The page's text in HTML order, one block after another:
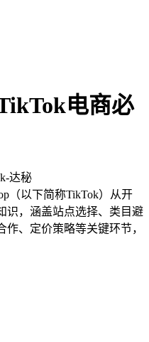
电商必
达秘
（以下简称TikTok）从开
识，涵盖站点选择、类目避
、定价策略等关键环节，